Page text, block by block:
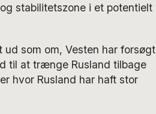
stabilitetszone i et potentielt
som om, Vesten har forsøgt
til at trænge Rusland tilbage
hvor Rusland har haft stor